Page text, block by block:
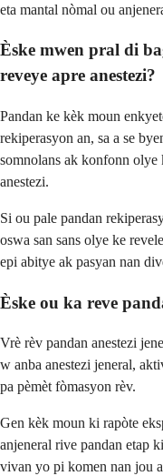
eta mantal nòmal ou
Èske mwen pral di
reveye apre anestezi?
Pandan ke kèk moun
rekiperasyon an, sa a se
somnolans ak konfonn olye
anestezi.
Si ou pale pandan
oswa san sans olye ke
epi abitye ak pasyan nan
Èske ou ka reve
Vrè rèv pandan anestezi
w anba anestezi jeneral,
pa pèmèt fòmasyon rèv.
Gen kèk moun ki rapòte
anjeneral rive pandan etap
vivan yo pi komen nan jou